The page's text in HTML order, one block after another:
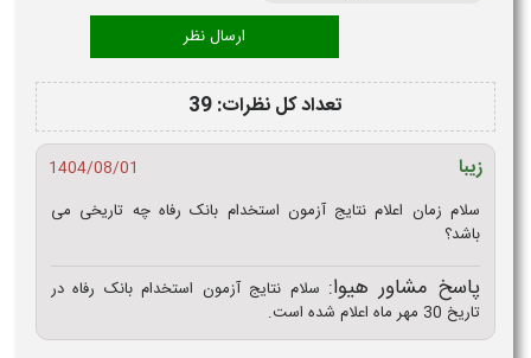
تعداد کل نظرات: 39
زیبا
1404/08/01
سلام زمان اعلام نتایج آزمون استخدام بانک رفاه چه تاریخی می
باشد؟
پاسخ مشاور هیوا: سلام نتایج آزمون استخدام بانک رفاه در
تاریخ 30 مهر ماه اعلام شده است.